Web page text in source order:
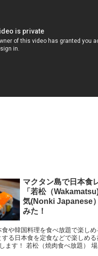
マクタン島で日本食
「若松（
気(Nonki Japanese
みた！
や韓国料理を食べ放題で楽し
る日本食を定食などで楽しめ
ます！ 若松（焼肉食べ放題） 場
しているレストランです！※単